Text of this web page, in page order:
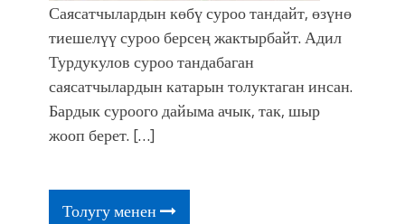
Саясатчылардын көбү суроо тандайт, өзүнө
тиешелүү суроо берсең жактырбайт. Адил
Турдукулов суроо тандабаган
саясатчылардын катарын толуктаган инсан.
Бардык суроого дайыма ачык, так, шыр
жооп берет. […]
Толугу менен